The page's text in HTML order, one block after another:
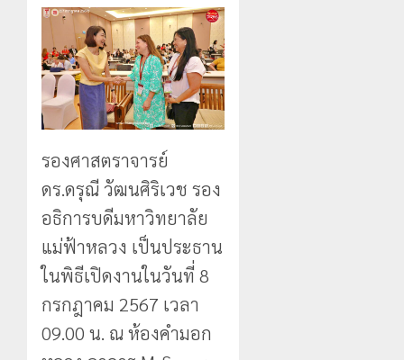
รองศาสตราจารย์
ดร.ดรุณี วัฒนศิริเวช รอง
อธิการบดีมหาวิทยาลัย
แม่ฟ้าหลวง เป็นประธาน
ในพิธีเปิดงานในวันที่ 8
กรกฎาคม 2567 เวลา
09.00 น. ณ ห้องคำมอก